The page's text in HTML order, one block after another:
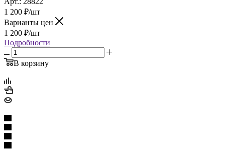
1 200 ₽/шт
Варианты цен
1 200 ₽/шт
Подробности
В корзину